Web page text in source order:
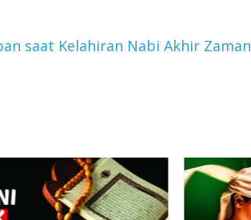
saat Kelahiran Nabi Akhir Zaman